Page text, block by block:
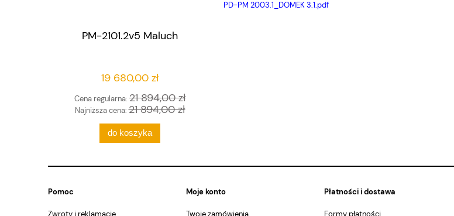
PM-2101.2v5 Maluch
19 680,00 zł
Cena regularna:21 894,00 zł
Najniższa cena:21 894,00 zł
do koszyka
PD-PM 2003.1_DOMEK 3.1.pdf
Pomoc Moje konto Płatności i dostawa